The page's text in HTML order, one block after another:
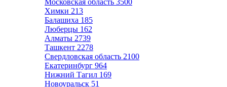
Московская область 3500
Химки 213
Балашиха 185
Люберцы 162
Алматы 2739
Ташкент 2278
Свердловская область 2100
Екатеринбург 964
Нижний Тагил 169
Новоуральск 51